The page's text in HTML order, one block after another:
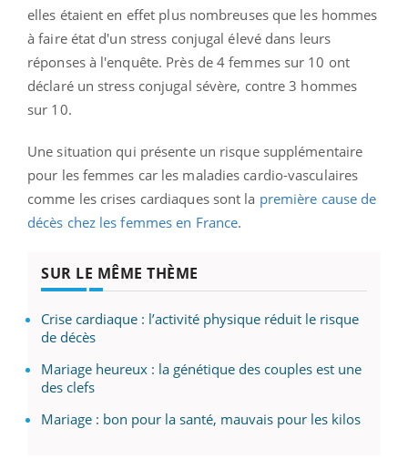
elles étaient en effet plus nombreuses que les hommes
à faire état d'un stress conjugal élevé dans leurs
réponses à l'enquête. Près de 4 femmes sur 10 ont
déclaré un stress conjugal sévère, contre 3 hommes
sur 10.
Une situation qui présente un risque supplémentaire
pour les femmes car les maladies cardio-vasculaires
comme les crises cardiaques sont la première cause de
décès chez les femmes en France.
SUR LE MÊME THÈME
Crise cardiaque : l’activité physique réduit le risque
de décès
Mariage heureux : la génétique des couples est une
des clefs
Mariage : bon pour la santé, mauvais pour les kilos